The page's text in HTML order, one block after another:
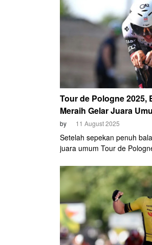
Tour de Pologne 2025,
Meraih Gelar Juara
by 11 August 2025
Setelah sepekan penuh
juara umum Tour de
asal Amerika Serikat itu
tikungan terakhir. Berkat
pada etape penutup,